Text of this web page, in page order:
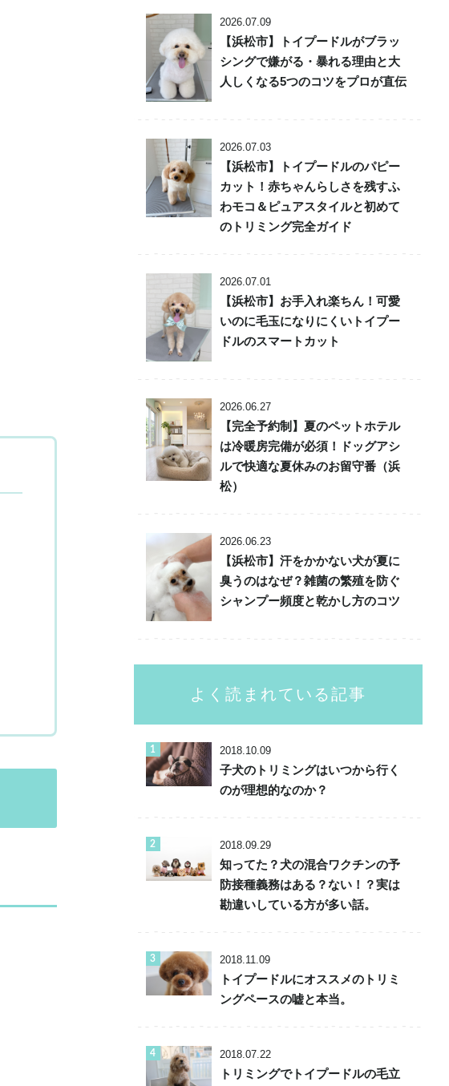
2026.07.09
【浜松市】トイプードルがブラッ
シングで嫌がる・暴れる理由と大
人しくなる5つのコツをプロが直伝
2026.07.03
【浜松市】トイプードルのパピー
カット！赤ちゃんらしさを残すふ
わモコ＆ピュアスタイルと初めて
のトリミング完全ガイド
2026.07.01
【浜松市】お手入れ楽ちん！可愛
いのに毛玉になりにくいトイプー
ドルのスマートカット
2026.06.27
【完全予約制】夏のペットホテル
は冷暖房完備が必須！ドッグアシ
ルで快適な夏休みのお留守番（浜
松）
2026.06.23
【浜松市】汗をかかない犬が夏に
臭うのはなぜ？雑菌の繁殖を防ぐ
シャンプー頻度と乾かし方のコツ
よく読まれている記事
2018.10.09
子犬のトリミングはいつから行く
のが理想的なのか？
2018.09.29
知ってた？犬の混合ワクチンの予
防接種義務はある？ない！？実は
勘違いしている方が多い話。
2018.11.09
トイプードルにオススメのトリミ
ングペースの嘘と本当。
2018.07.22
トリミングでトイプードルの毛立